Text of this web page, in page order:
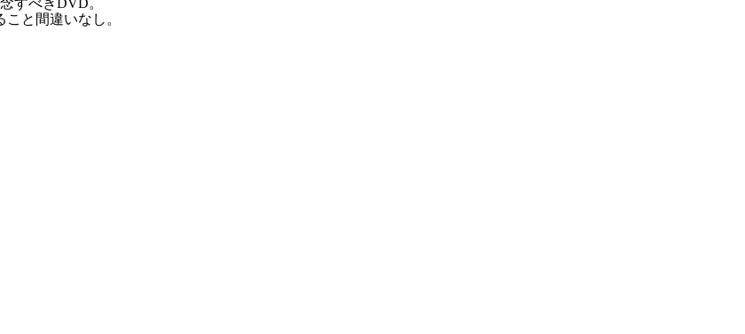
すべきDVD。
と間違いなし。